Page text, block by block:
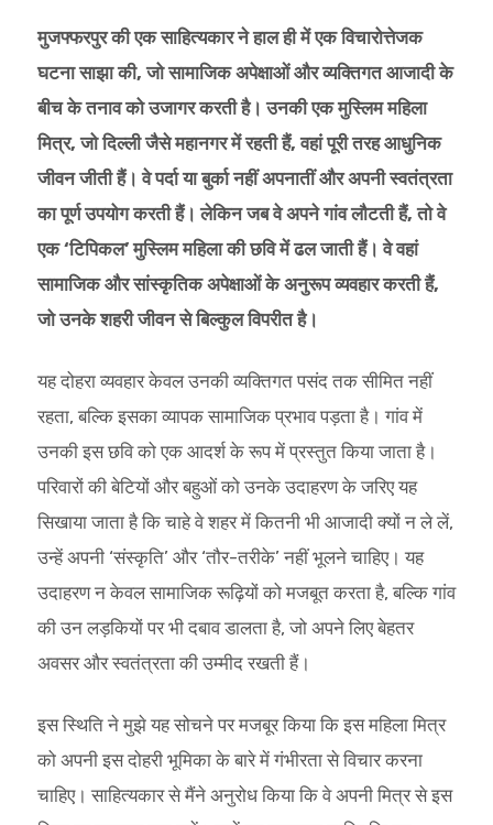
मुजफ्फरपुर की एक साहित्यकार ने हाल ही में एक विचारोत्तेजक
घटना साझा की, जो सामाजिक अपेक्षाओं और व्यक्तिगत आजादी के
बीच के तनाव को उजागर करती है। उनकी एक मुस्लिम महिला
मित्र, जो दिल्ली जैसे महानगर में रहती हैं, वहां पूरी तरह आधुनिक
जीवन जीती हैं। वे पर्दा या बुर्का नहीं अपनातीं और अपनी स्वतंत्रता
का पूर्ण उपयोग करती हैं। लेकिन जब वे अपने गांव लौटती हैं, तो वे
एक ‘टिपिकल’ मुस्लिम महिला की छवि में ढल जाती हैं। वे वहां
सामाजिक और सांस्कृतिक अपेक्षाओं के अनुरूप व्यवहार करती हैं,
जो उनके शहरी जीवन से बिल्कुल विपरीत है।
यह दोहरा व्यवहार केवल उनकी व्यक्तिगत पसंद तक सीमित नहीं
रहता, बल्कि इसका व्यापक सामाजिक प्रभाव पड़ता है। गांव में
उनकी इस छवि को एक आदर्श के रूप में प्रस्तुत किया जाता है।
परिवारों की बेटियों और बहुओं को उनके उदाहरण के जरिए यह
सिखाया जाता है कि चाहे वे शहर में कितनी भी आजादी क्यों न ले लें,
उन्हें अपनी ‘संस्कृति’ और ‘तौर-तरीके’ नहीं भूलने चाहिए। यह
उदाहरण न केवल सामाजिक रूढ़ियों को मजबूत करता है, बल्कि गांव
की उन लड़कियों पर भी दबाव डालता है, जो अपने लिए बेहतर
अवसर और स्वतंत्रता की उम्मीद रखती हैं।
इस स्थिति ने मुझे यह सोचने पर मजबूर किया कि इस महिला मित्र
को अपनी इस दोहरी भूमिका के बारे में गंभीरता से विचार करना
चाहिए। साहित्यकार से मैंने अनुरोध किया कि वे अपनी मित्र से इस